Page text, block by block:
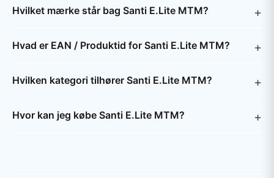
Hvilket mærke står bag Santi E.Lite MTM?
Hvad er EAN / Produktid for Santi E.Lite MTM?
Hvilken kategori tilhører Santi E.Lite MTM?
Hvor kan jeg købe Santi E.Lite MTM?